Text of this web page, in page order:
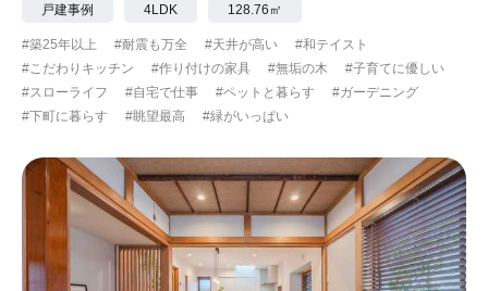
戸建事例 4LDK 128.76㎡
#築25年以上 #耐震も万全 #天井が高い
#和テイスト
#こだわりキッチン
#作り付けの家具 #無垢の木
#子育てに優しい
#スローライフ
#自宅で仕事 #ペットと暮らす
#ガーデニング
#下町に暮らす
#眺望最高 #緑がいっぱい